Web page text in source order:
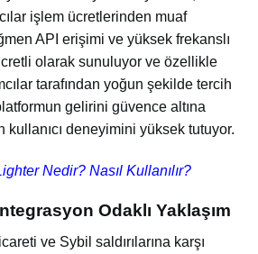
işlem ücretlerinden muaf
API erişimi ve yüksek frekanslı
olarak sunuluyor ve özellikle
tarafından yoğun şekilde tercih
gelirini güvence altına
kullanıcı deneyimini yüksek tutuyor.
Nedir? Nasıl Kullanılır?
Odaklı Yaklaşım
ve Sybil saldırılarına karşı